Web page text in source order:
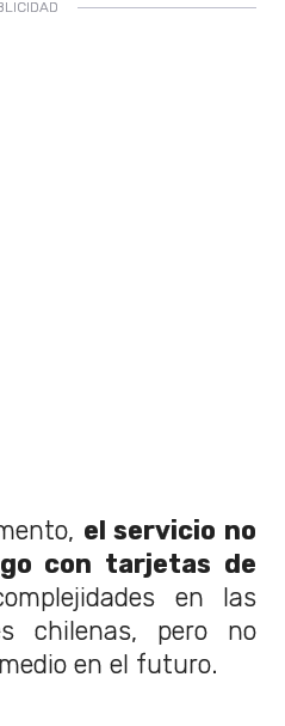
el servicio no
con tarjetas de
en las
chilenas, pero no
en el futuro.